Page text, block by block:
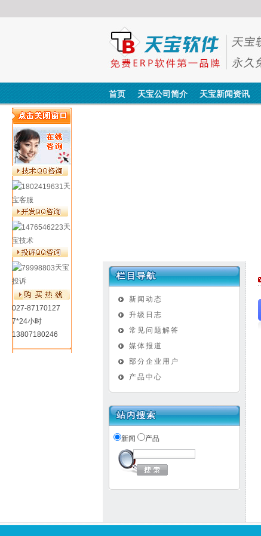
首页 天宝公司简介 天宝新闻资讯
新闻动态
升级日志
常见问题解答
媒体报道
部分企业用户
产品中心
新闻 产品
天
宝客服
天
宝技术
天宝
投诉
027-87170127
7*24小时
13807180246